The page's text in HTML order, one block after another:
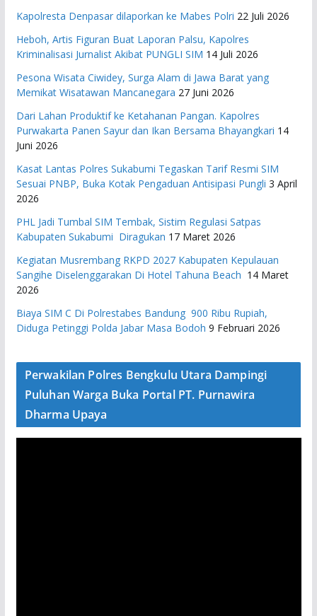
Kapolresta Denpasar dilaporkan ke Mabes Polri 22 Juli 2026
Heboh, Artis Figuran Buat Laporan Palsu, Kapolres
Kriminalisasi Jurnalist Akibat PUNGLI SIM 14 Juli 2026
Pesona Wisata Ciwidey, Surga Alam di Jawa Barat yang
Memikat Wisatawan Mancanegara 27 Juni 2026
Dari Lahan Produktif ke Ketahanan Pangan. Kapolres
Purwakarta Panen Sayur dan Ikan Bersama Bhayangkari 14
Juni 2026
Kasat Lantas Polres Sukabumi Tegaskan Tarif Resmi SIM
Sesuai PNBP, Buka Kotak Pengaduan Antisipasi Pungli 3 April
2026
PHL Jadi Tumbal SIM Tembak, Sistim Regulasi Satpas
Kabupaten Sukabumi Diragukan 17 Maret 2026
Kegiatan Musrembang RKPD 2027 ​Kabupaten Kepulauan
Sangihe Diselenggarakan Di Hotel Tahuna Beach 14 Maret
2026
Biaya SIM C Di Polrestabes Bandung 900 Ribu Rupiah,
Diduga Petinggi Polda Jabar Masa Bodoh 9 Februari 2026
Perwakilan Polres Bengkulu Utara Dampingi
Puluhan Warga Buka Portal PT. Purnawira
Dharma Upaya